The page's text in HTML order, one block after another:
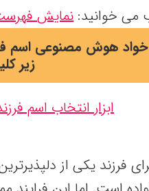
می خوانید: نمایش
هوش مصنوعی اسم
زیر
ابزار انتخاب اسم
فرزند یکی از